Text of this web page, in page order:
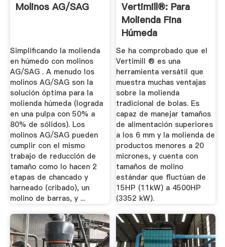
Molinos AG/SAG
Simplificando la molienda
en húmedo con molinos
AG/SAG . A menudo los
molinos AG/SAG son la
solución óptima para la
molienda húmeda (lograda
en una pulpa con 50% a
80% de sólidos). Los
molinos AG/SAG pueden
cumplir con el mismo
trabajo de reducción de
tamaño como lo hacen 2
etapas de chancado y
harneado (cribado), un
molino de barras, y ...
Vertimill®: Para
Molienda Fina
Húmeda
Se ha comprobado que el
Vertimill ® es una
herramienta versátil que
muestra muchas ventajas
sobre la molienda
tradicional de bolas. Es
capaz de manejar tamaños
de alimentación superiores
a los 6 mm y la molienda de
productos menores a 20
micrones, y cuenta con
tamaños de molino
estándar que fluctúan de
15HP (11kW) a 4500HP
(3352 kW).